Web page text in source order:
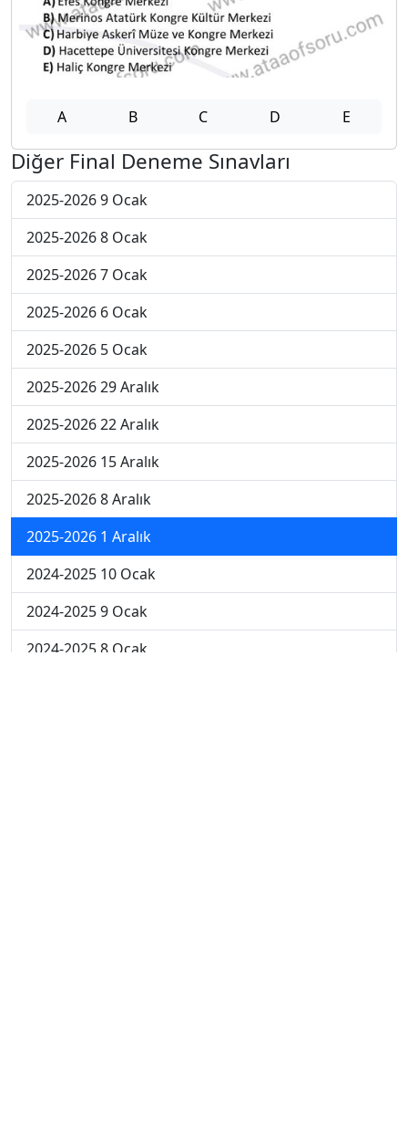
A B C D E
Diğer Final Deneme Sınavları
2025-2026 9 Ocak
2025-2026 8 Ocak
2025-2026 7 Ocak
2025-2026 6 Ocak
2025-2026 5 Ocak
2025-2026 29 Aralık
2025-2026 22 Aralık
2025-2026 15 Aralık
2025-2026 8 Aralık
2025-2026 1 Aralık
2024-2025 10 Ocak
2024-2025 9 Ocak
2024-2025 8 Ocak